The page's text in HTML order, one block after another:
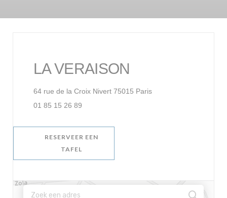
LA VERAISON
64 rue de la Croix Nivert 75015 Paris((opent in een nieuw
01 85 15 26 89
RESERVEER EEN
TAFEL